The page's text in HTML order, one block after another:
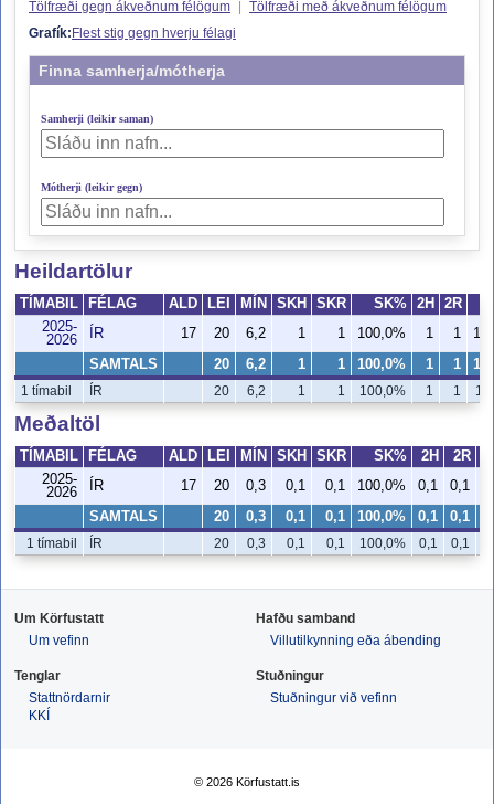
Tölfræði gegn ákveðnum félögum
Tölfræði með ákveðnum félögum
Grafík: Flest stig gegn hverju félagi
Finna samherja/mótherja
Samherji (leikir saman)
Mótherji (leikir gegn)
Heildartölur
TÍMABIL FÉLAG ALD LEI MÍN SKH SKR SK% 2H 2R
2025-
2026
ÍR 17 20 6,2 1 1 100,0% 1 1
SAMTALS 20 6,2 1 1 100,0% 1 1
1 tímabil ÍR 20 6,2 1 1 100,0% 1 1
Meðaltöl
TÍMABIL FÉLAG ALD LEI MÍN SKH SKR SK% 2H
2R
2025-
2026
ÍR 17 20 0,3 0,1 0,1 100,0% 0,1 0,1
SAMTALS 20 0,3 0,1 0,1 100,0% 0,1 0,1
1 tímabil ÍR 20 0,3 0,1 0,1 100,0% 0,1 0,1
Um Körfustatt
Um vefinn
Hafðu samband
Villutilkynning eða ábending
Tenglar
Stattnördarnir
KKÍ
Stuðningur
Stuðningur við vefinn
© 2026 Körfustatt.is